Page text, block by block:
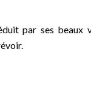
par ses beaux